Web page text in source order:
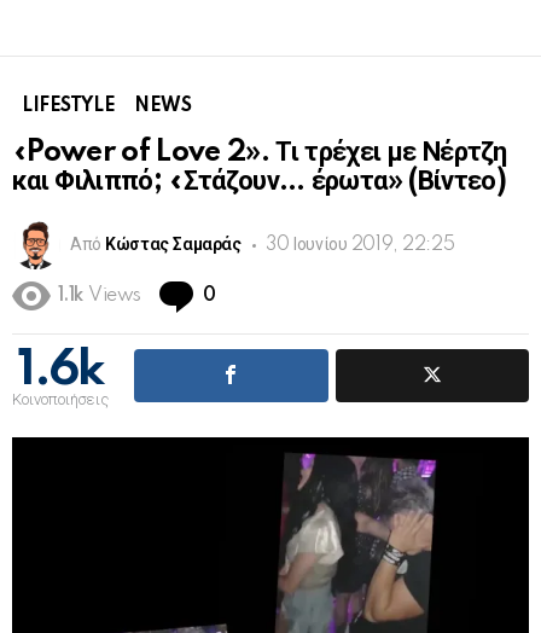
LIFESTYLE NEWS
«Power of Love 2». Τι τρέχει με Νέρτζη
και Φιλιππό; «Στάζουν… έρωτα» (Βίντεο)
Από Κώστας Σαμαράς 30 Ιουνίου 2019, 22:25
1.1k Views 0
1.6k
Κοινοποιήσεις